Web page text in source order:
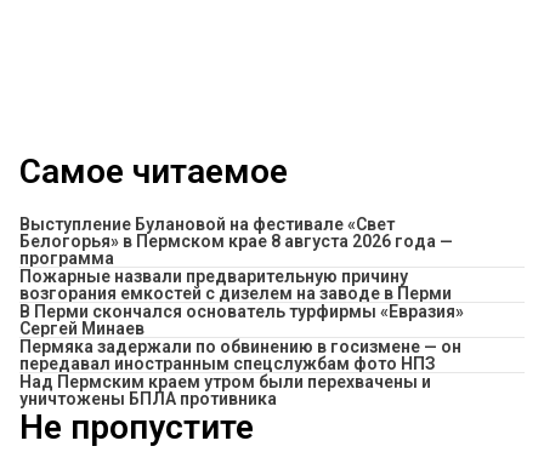
Самое читаемое
Выступление Булановой на фестивале «Свет
Белогорья» в Пермском крае 8 августа 2026 года —
программа
Пожарные назвали предварительную причину
возгорания емкостей с дизелем на заводе в Перми
В Перми скончался основатель турфирмы «Евразия»
Сергей Минаев
Пермяка задержали по обвинению в госизмене — он
передавал иностранным спецслужбам фото НПЗ
Над Пермским краем утром были перехвачены и
уничтожены БПЛА противника
Не пропустите